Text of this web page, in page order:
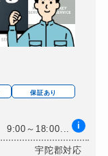
別途お見積り
別途お見積り
別途お見積り
別途お見積り
保証あり
9:00～18:00... i
宇陀郡対応